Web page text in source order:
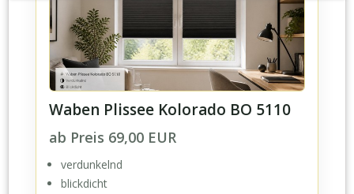
Waben Plissee Kolorado BO 5110
ab Preis 69,00 EUR
verdunkelnd
blickdicht